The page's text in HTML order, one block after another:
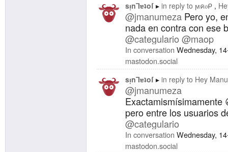
sᴉnꓶɐʇoſ in reply to ϻค𝔬ᑭ
@jmanumeza Pero yo,
nada en contra con ese
@categulario@maop
In conversation Wednesday,
mastodon.social
sᴉnꓶɐʇoſ in reply to Hey
@jmanumeza
Exactamismísimamente
pero entre los usuarios
@categulario
In conversation Wednesday,
mastodon.social